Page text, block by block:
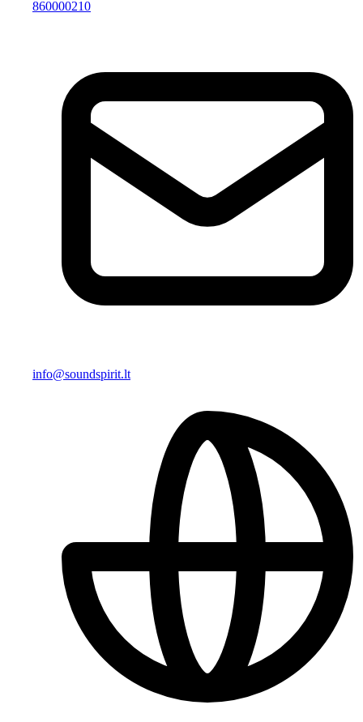
860000210
info@soundspirit.lt